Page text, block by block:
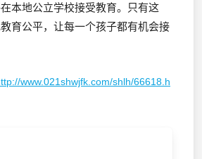
本地公立学校接受教育。只有这
育公平，让每一个孩子都有机会接
www.021shwjfk.com/shlh/66618.h